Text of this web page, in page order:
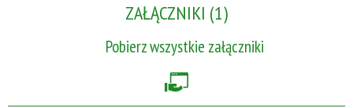
ZAŁĄCZNIKI (1)
Pobierz wszystkie załączniki